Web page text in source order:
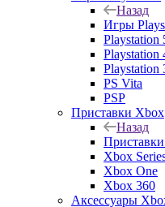
Назад
Игры
Playstation
Playstation
Playstation
PS Vita
PSP
Приставки Xbox
Назад
Xbox
Xbox One
Xbox 360
Аксессуары